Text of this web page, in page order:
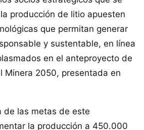
producción de litio apuesten
que permitan generar
y sustentable, en línea
en el anteproyecto de
Minera 2050, presentada en
de las metas de este
la producción a 450.000